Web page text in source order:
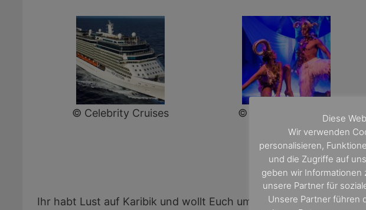
© Celebrity Cruises © Celebrity Cruises
Ihr habt Lust auf Karibik und wollt Euch um nichts extra kümmern
Diese
Wir verwenden
personalisieren,
und die Zugriffe auf
geben wir Informationen
unsere Partner für
Unsere Partner führen